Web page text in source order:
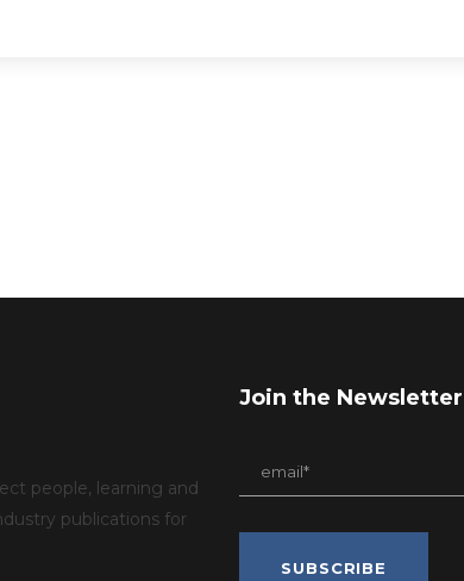
people, learning and
publications for
Join the Newsletter